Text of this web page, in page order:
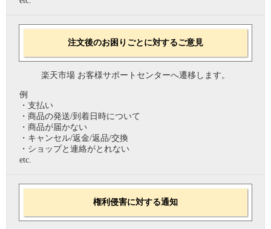
注文後のお困りごとに対するご意見
楽天市場 お客様サポートセンターへ遷移します。
例
・支払い
・商品の発送/到着日時について
・商品が届かない
・キャンセル/返金/返品/交換
・ショップと連絡がとれない
etc.
権利侵害に対する通知